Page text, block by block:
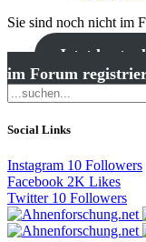
Sie sind noch nicht im
Jetzt
im Forum
Social Links
Instagram 10 Followers
Facebook 2K Likes
Twitter 10 Followers